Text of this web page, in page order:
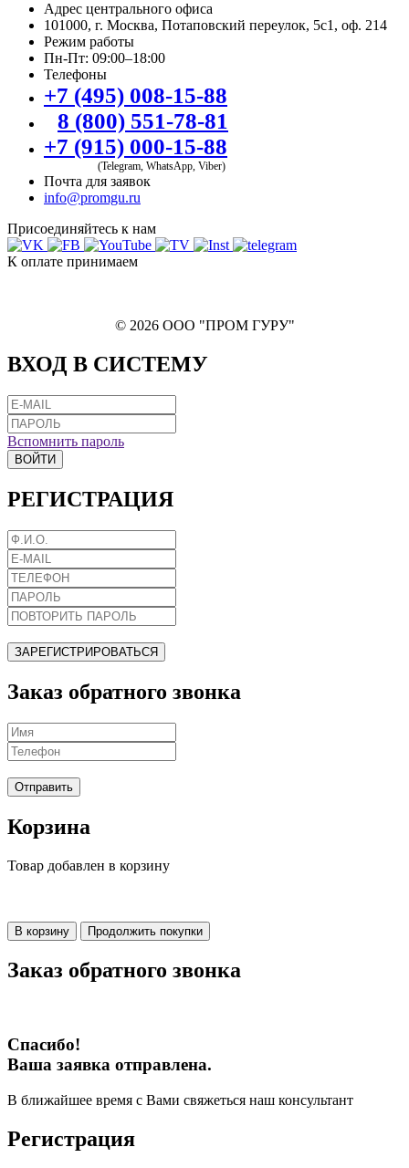
Адрес центрального офиса
101000, г. Москва, Потаповский переулок, 5с1, оф. 214
Режим работы
Пн-Пт: 09:00–18:00
Телефоны
+7 (495) 008-15-88
8 (800) 551-78-81
+7 (915) 000-15-88
(Telegram, WhatsApp, Viber)
Почта для заявок
info@promgu.ru
Присоединяйтесь к нам
К оплате принимаем
© 2026 ООО "ПРОМ ГУРУ"
ВХОД В СИСТЕМУ
Вспомнить пароль
ВОЙТИ
РЕГИСТРАЦИЯ
ЗАРЕГИСТРИРОВАТЬСЯ
Заказ обратного звонка
Отправить
Корзина
Товар добавлен в корзину
В корзину Продолжить покупки
Заказ обратного звонка
Спасибо!
Ваша заявка отправлена.
В ближайшее время с Вами свяжеться наш консультант
Регистрация